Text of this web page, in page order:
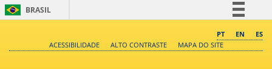
BRASIL
Comunica BR
PT EN
ES
ACESSIBILIDADE
ALTO CONTRASTE MAPA DO SITE